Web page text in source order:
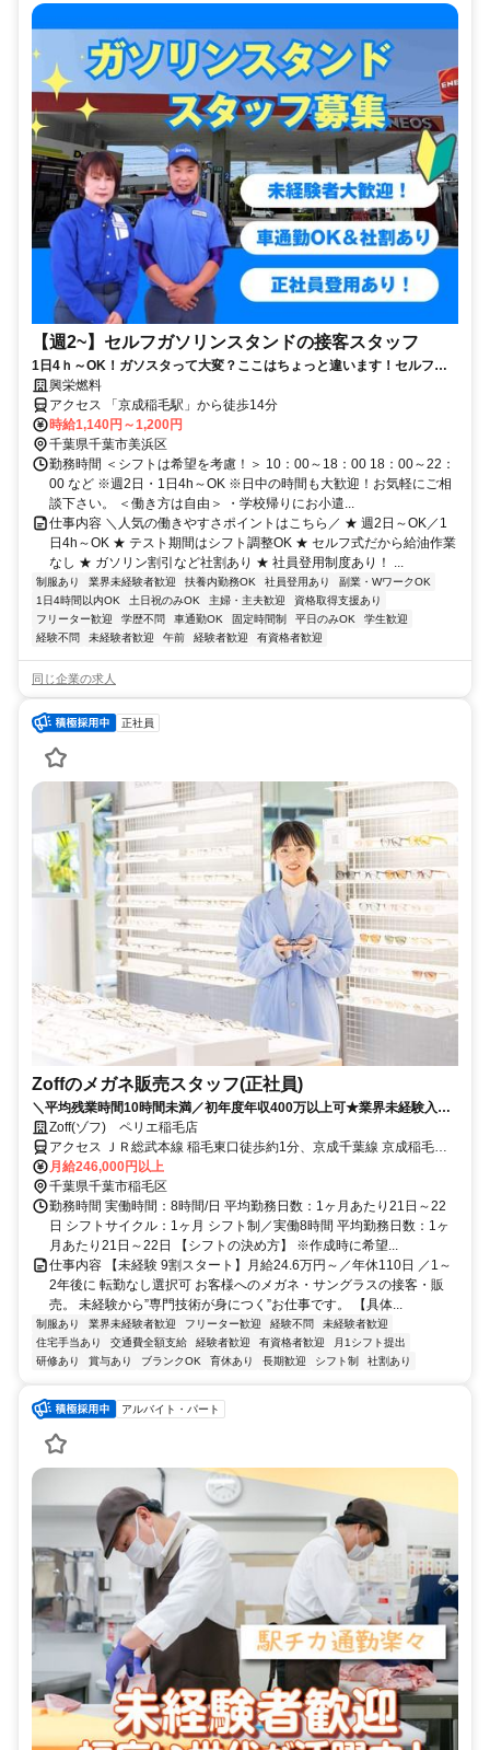
【週2~】セルフガソリンスタンドの接客スタッフ
1日4ｈ～OK！ガソスタって大変？ここはちょっと違います！セルフだ
から室内からの見守り業務がメイン！
興栄燃料
アクセス 「京成稲毛駅」から徒歩14分
時給1,140円～1,200円
千葉県千葉市美浜区
勤務時間 ＜シフトは希望を考慮！＞ 10：00～18：00 18：00～22：
00 など ※週2日・1日4h～OK ※日中の時間も大歓迎！お気軽にご相
談下さい。 ＜働き方は自由＞ ・学校帰りにお小遣...
仕事内容 ＼人気の働きやすさポイントはこちら／ ★ 週2日～OK／1
日4h～OK ★ テスト期間はシフト調整OK ★ セルフ式だから給油作業
なし ★ ガソリン割引など社割あり ★ 社員登用制度あり！ ...
制服あり 業界未経験者歓迎 扶養内勤務OK 社員登用あり
副業・WワークOK
1日4時間以内OK
土日祝のみOK 主婦・主夫歓迎
資格取得支援あり
フリーター歓迎
学歴不問 車通勤OK 固定時間制 平日のみOK
学生歓迎
経験不問
未経験者歓迎 午前 経験者歓迎 有資格者歓迎
同じ企業の求人
正社員
Zoffのメガネ販売スタッフ(正社員)
＼平均残業時間10時間未満／初年度年収400万以上可★業界未経験入社
90%★充実したOJTあり★面接2回で内定まで1カ月以内★2026年8月・
9月入社歓迎
Zoff(ゾフ) ペリエ稲毛店
アクセス ＪＲ総武本線 稲毛東口徒歩約1分、京成千葉線 京成稲毛徒
歩約9分、京成千葉線 みどり台徒歩約23分 JR「稲毛」駅西口改札出
てすぐ
月給246,000円以上
千葉県千葉市稲毛区
勤務時間 実働時間：8時間/日 平均勤務日数：1ヶ月あたり21日～22
日 シフトサイクル：1ヶ月 シフト制／実働8時間 平均勤務日数：1ヶ
月あたり21日～22日 【シフトの決め方】 ※作成時に希望...
仕事内容 【未経験 9割スタート】月給24.6万円～／年休110日 ／1～
2年後に 転勤なし選択可 お客様へのメガネ・サングラスの接客・販
売。 未経験から”専門技術が身につく”お仕事です。 【具体...
制服あり 業界未経験者歓迎 フリーター歓迎 経験不問
未経験者歓迎
住宅手当あり
交通費全額支給 経験者歓迎 有資格者歓迎
月1シフト提出
研修あり
賞与あり ブランクOK 育休あり 長期歓迎 シフト制 社割あり
アルバイト・パート